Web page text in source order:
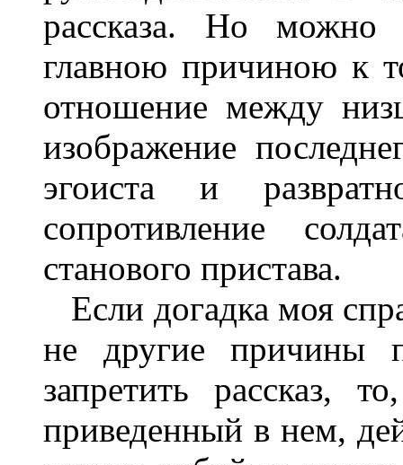
рассказа. Но можно
главною причиною к
отношение между
изображение
эгоиста и
сопротивление
станового пристава.
Если догадка моя
не другие причины
запретить рассказ,
приведенный в нем,